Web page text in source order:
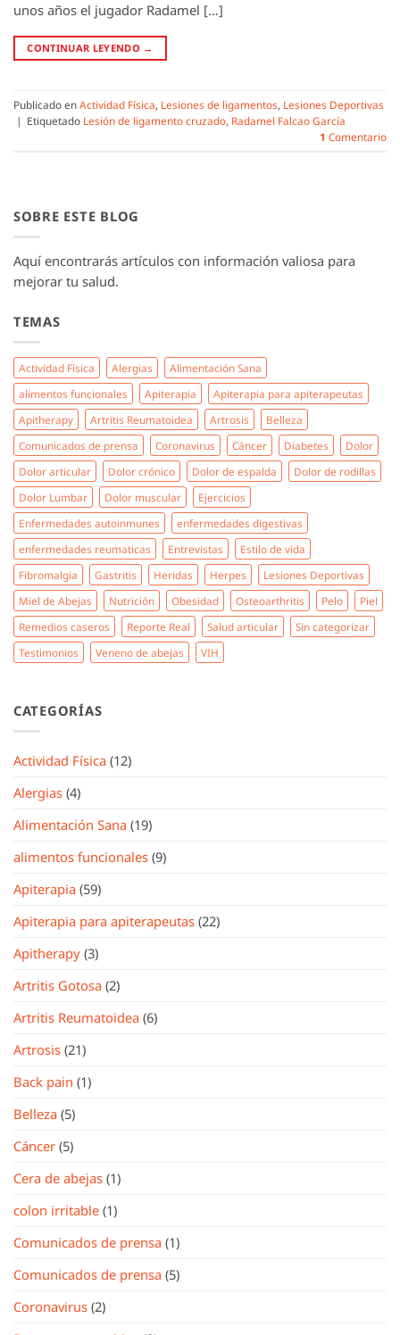
unos años el jugador Radamel […]
CONTINUAR LEYENDO →
Publicado enActividad Física, Lesiones de ligamentos, Lesiones Deportivas
| Etiquetado Lesión de ligamento cruzado, Radamel Falcao García
1 Comentario
SOBRE ESTE BLOG
Aquí encontrarás artículos con información valiosa para
mejorar tu salud.
TEMAS
Actividad Física Alergias
Alimentación Sana
alimentos funcionales
Apiterapia
Apiterapia para apiterapeutas
Apitherapy
Artritis Reumatoidea Artrosis
Belleza
Comunicados de prensa
Coronavirus Cáncer Diabetes
Dolor
Dolor articular
Dolor crónico Dolor de espalda
Dolor de rodillas
Dolor Lumbar
Dolor muscular
Ejercicios
Enfermedades autoinmunes
enfermedades digestivas
enfermedades reumaticas
Entrevistas
Estilo de vida
Fibromalgia
Gastritis Heridas Herpes
Lesiones Deportivas
Miel de Abejas
Nutrición Obesidad Osteoarthritis Pelo
Piel
Remedios caseros
Reporte Real Salud articular
Sin categorizar
Testimonios
Veneno de abejas VIH
CATEGORÍAS
Actividad Física (12)
Alergias (4)
Alimentación Sana (19)
alimentos funcionales (9)
Apiterapia (59)
Apiterapia para apiterapeutas (22)
Apitherapy (3)
Artritis Gotosa (2)
Artritis Reumatoidea (6)
Artrosis (21)
Back pain (1)
Belleza (5)
Cáncer (5)
Cera de abejas (1)
colon irritable (1)
Comunicados de prensa (1)
Comunicados de prensa (5)
Coronavirus (2)